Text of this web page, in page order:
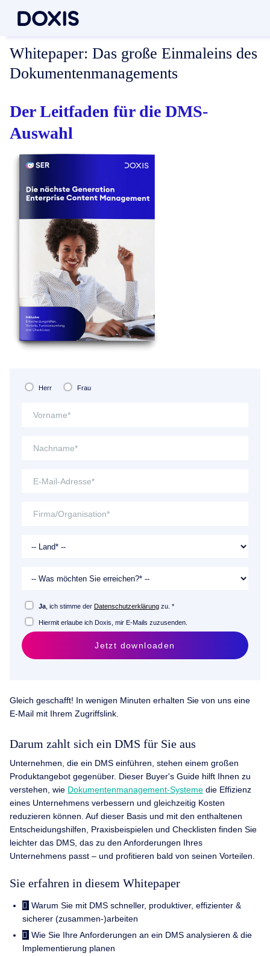
Whitepaper: Das große Einmaleins des
Dokumentenmanagements
Der Leitfaden für die DMS-
Auswahl
Herr Frau
Ja , ich stimme der Datenschutzerklärung zu. *
Hiermit erlaube ich Doxis, mir E-Mails zuzusenden.
Jetzt downloaden
Gleich geschafft! In wenigen Minuten erhalten Sie von uns eine
E-Mail mit Ihrem Zugriffslink.
Darum zahlt sich ein DMS für Sie aus
Unternehmen, die ein DMS einführen, stehen einem großen
Produktangebot gegenüber. Dieser Buyer's Guide hilft Ihnen zu
verstehen, wie Dokumentenmanagement-Systeme die Effizienz
eines Unternehmens verbessern und gleichzeitig Kosten
reduzieren können. Auf dieser Basis und mit den enthaltenen
Entscheidungshilfen, Praxisbeispielen und Checklisten finden Sie
leichter das DMS, das zu den Anforderungen Ihres
Unternehmens passt – und profitieren bald von seinen Vorteilen.
Sie erfahren in diesem Whitepaper
Warum Sie mit DMS schneller, produktiver, effizienter &
sicherer (zusammen-)arbeiten
Wie Sie Ihre Anforderungen an ein DMS analysieren & die
Implementierung planen